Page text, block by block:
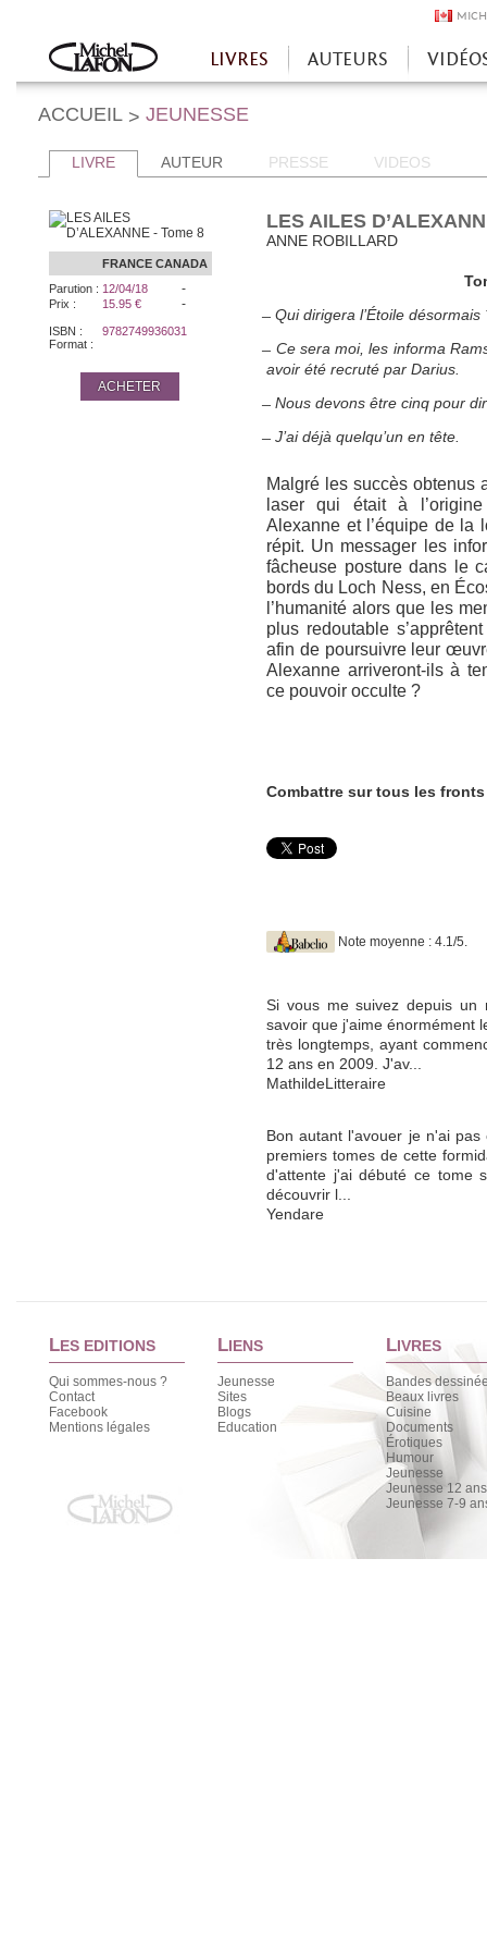
Accueil
LIVRES AUTEURS
ACCUEIL > JEUNESSE
LIVRE AUTEUR PRESSE VIDEOS
FRANCE CANADA
Parution : 12/04/18 -
Prix : 15.95 € -
ISBN :
9782749936031
Format :
ACHETER
LES AILES
ANNE ROBILLARD
Qui dirigera l’Étoile
Ce sera moi, les informa
avoir été recruté par Darius.
Nous devons être cinq pour
̶ J’ai déjà quelqu’un en tête.
Malgré les succès obtenus
laser qui était à
Alexanne et l’équipe de la
répit. Un messager les
fâcheuse posture dans le
bords du Loch Ness, en
l’humanité alors que les
plus redoutable
afin de poursuivre leur
Alexanne arriveront-ils à
ce pouvoir occulte ?
Combattre sur tous les fronts
Note moyenne : 4.1/5.
Si vous me suivez depuis un
savoir que j'aime énormément
très longtemps, ayant
12 ans en 2009. J'av...
MathildeLitteraire
Bon autant l'avouer je n'ai
premiers tomes de cette
d'attente j'ai débuté ce tome
découvrir l...
Yendare
LES EDITIONS
Qui sommes-nous ?
Contact
Facebook
Mentions légales
LIENS
Jeunesse
Sites
Blogs
Education
LIVRES
Bandes
Beaux livres
Cuisine
Documents
Érotiques
Humour
Jeunesse
Jeunesse 12
Jeunesse 7-9